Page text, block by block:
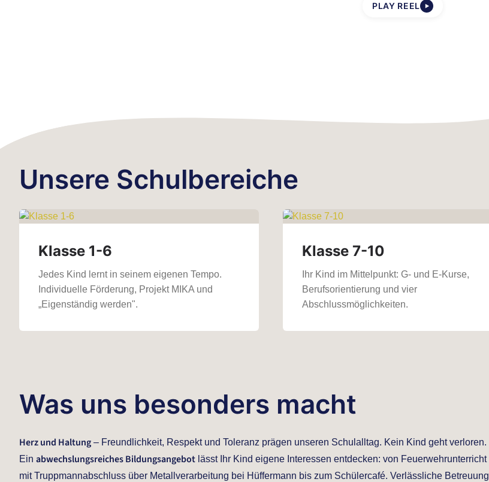
PLAY REEL ▶
Unsere Schulbereiche
Klasse 1-6
Jedes Kind lernt in seinem eigenen Tempo.
Individuelle Förderung, Projekt MIKA und
„Eigenständig werden".
Klasse 7-10
Ihr Kind im Mittelpunkt: G- und E-Kurse,
Berufsorientierung und vier
Abschlussmöglichkeiten.
Was uns besonders macht
Herz und Haltung – Freundlichkeit, Respekt und Toleranz prägen unseren Schulalltag. Kein Kind geht verloren.
Ein abwechslungsreiches Bildungsangebot lässt Ihr Kind eigene Interessen entdecken: von Feuerwehrunterricht
mit Truppmannabschluss über Metallverarbeitung bei Hüffermann bis zum Schülercafé. Verlässliche Betreuung